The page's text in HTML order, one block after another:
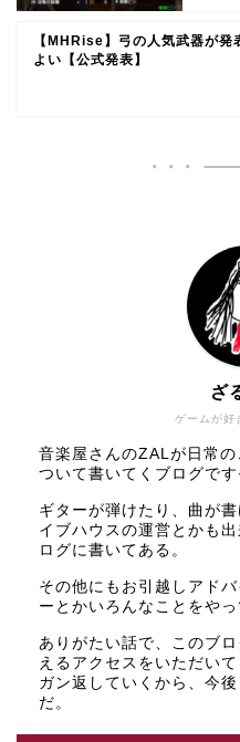
【MHRise】弓の人気武器が発
よい【公式発表】
ゲームが好
ざ
音楽屋さんのZALが日常
ついて書いてくブログです
ギターが弾けたり、曲が
イブハウスの運営とかも
ログに書いてある。
その他にもお引越しアド
ーとかいろんなことをやっ
ありがたい話で、このブ
えるアクセスをいただい
ガン返していくから、今
だ。